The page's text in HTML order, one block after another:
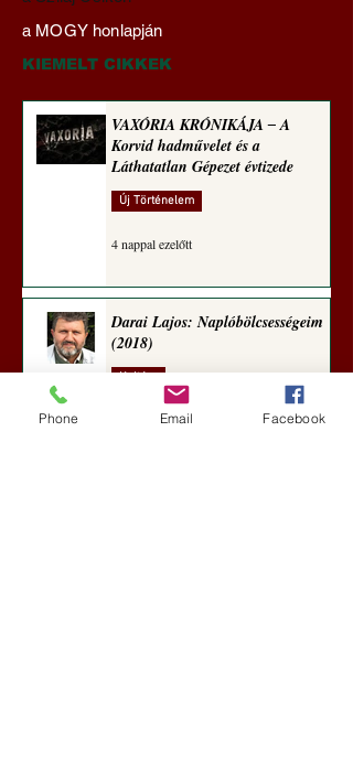
diplomáciának nem
maradt tere (Alastair
Crooke jegyzete)
a MOGY honlapján
KIEMELT CIKKEK
VAXÓRIA KRÓNIKÁJA ‒ A
Korvid hadművelet és a
Láthatatlan Gépezet évtizede
Új Történelem
4 nappal ezelőtt
Darai Lajos: Naplóbölcsességeim
(2018)
7 nappal ezelőtt
Phone Email Facebook